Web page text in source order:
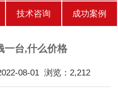
技术咨询 成功案例
一台,什么价格
08-01 浏览：2,212